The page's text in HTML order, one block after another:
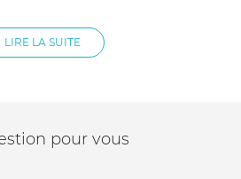
EN 716:2017
: 96 x 58 x 92 cm
: 96 x 70 x 10 cm
LIRE LA SUITE
pour vous